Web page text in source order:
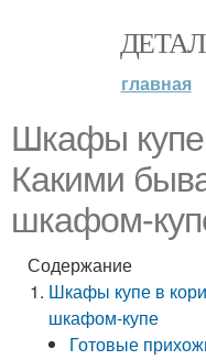
главная
Шкафы купе
Какими
шкафом-
Содержание
Шкафы купе в
шкафом-купе
Готовые